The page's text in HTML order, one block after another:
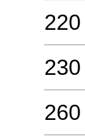
220
230
260